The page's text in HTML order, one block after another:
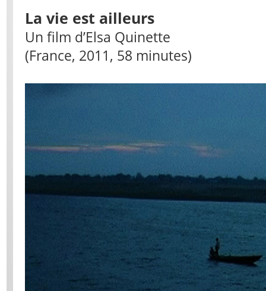
La vie est ailleurs
Un film d’Elsa Quinette
(France, 2011, 58 minutes)